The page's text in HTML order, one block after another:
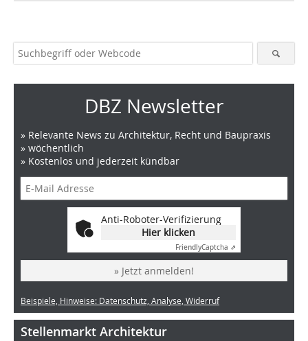
DBZ Newsletter
» Relevante News zu Architektur, Recht und Baupraxis
» wöchentlich
» Kostenlos und jederzeit kündbar
Anti-Roboter-Verifizierung
Hier klicken
FriendlyCaptcha ⇗
» Jetzt anmelden!
Beispiele, Hinweise: Datenschutz, Analyse, Widerruf
Stellenmarkt Architektur